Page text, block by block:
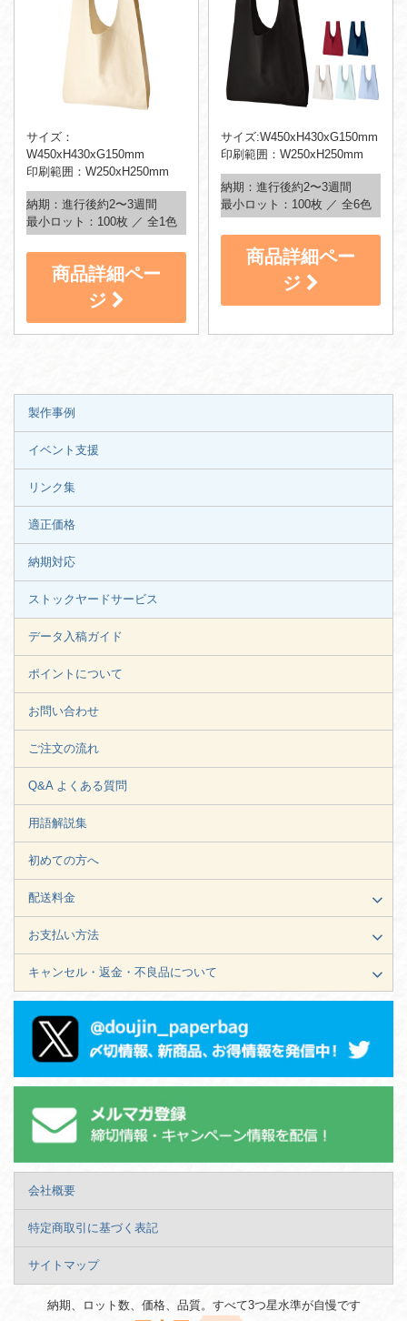
サイズ：
W450xH430xG150mm
印刷範囲：W250xH250mm
納期：進行後約2〜3週間
最小ロット：100枚 ／ 全1色
商品詳細ペー
ジ
サイズ:W450xH430xG150mm
印刷範囲：W250xH250mm
納期：進行後約2〜3週間
最小ロット：100枚 ／ 全6色
商品詳細ペー
ジ
製作事例
イベント支援
リンク集
適正価格
納期対応
ストックヤードサービス
データ入稿ガイド
ポイントについて
お問い合わせ
ご注文の流れ
Q&A よくある質問
用語解説集
初めての方へ
配送料金
お支払い方法
キャンセル・返金・不良品について
会社概要
特定商取引に基づく表記
サイトマップ
納期、ロット数、価格、品質。すべて3つ星水準が自慢です